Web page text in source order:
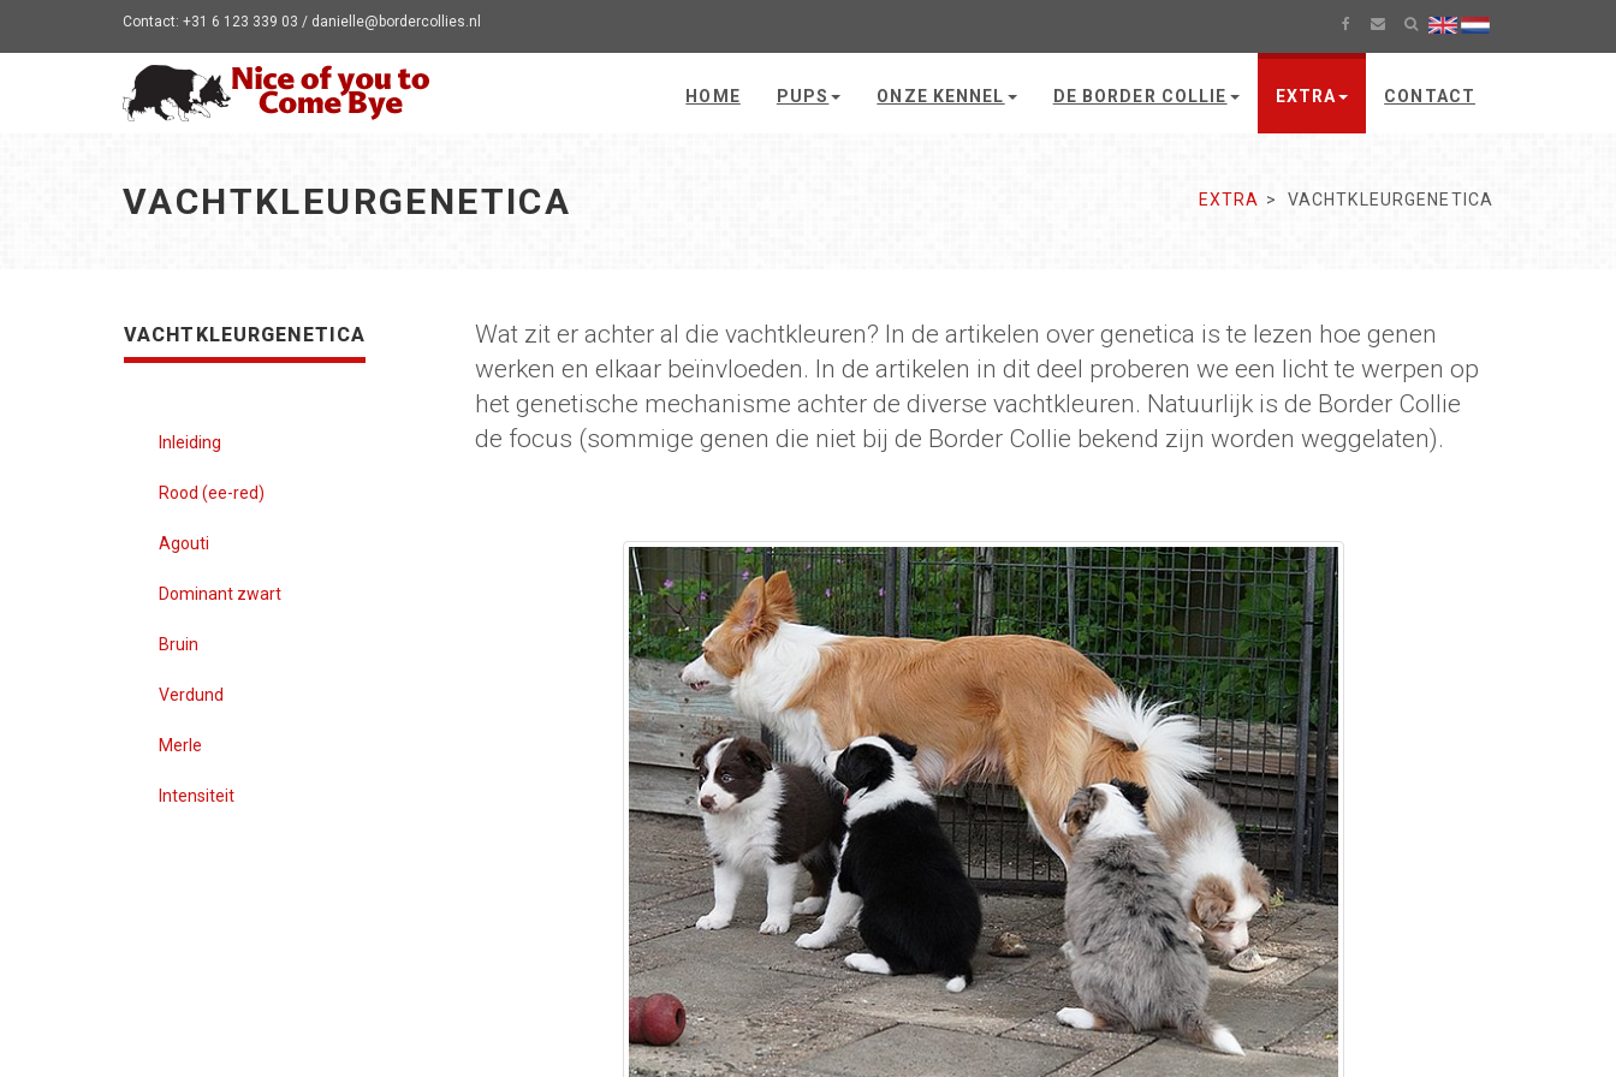
Contact: +31 6 123 339 03 / danielle@bordercollies.nl
HOME PUPS ONZE KENNEL DE BORDER COLLIE EXTRA CONTACT
VACHTKLEURGENETICA EXTRA VACHTKLEURGENETICA
VACHTKLEURGENETICA
Inleiding
Rood (ee-red)
Agouti
Dominant zwart
Bruin
Verdund
Merle
Intensiteit
Wat zit er achter al die vachtkleuren? In de artikelen over genetica is te lezen hoe genen
werken en elkaar beïnvloeden. In de artikelen in dit deel proberen we een licht te werpen op
het genetische mechanisme achter de diverse vachtkleuren. Natuurlijk is de Border Collie
de focus (sommige genen die niet bij de Border Collie bekend zijn worden weggelaten).